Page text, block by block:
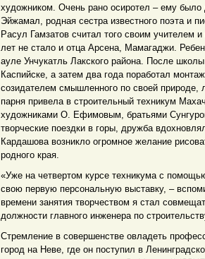
художником. Очень рано осиротел – ему было
Эйжамал, родная сестра известного поэта и
Расул Гамзатов считал того своим учителем
лет не стало и отца Арсена, Мамагаджи.
ауле Унчукатль Лакского района. После
Каспийске, а затем два года поработал
созидателем смышленного по своей природе,
парня привела в строительный техникум
художниками О. Ефимовым, братьями
творческие поездки в горы, дружба
Кардашова возникло огромное желание
родного края.
«Уже на четвертом курсе техникума с
свою первую персональную выставку, –
времени занятия творчеством я стал
должности главного инженера по
Стремление в совершенстве овладеть
город на Неве, где он поступил в